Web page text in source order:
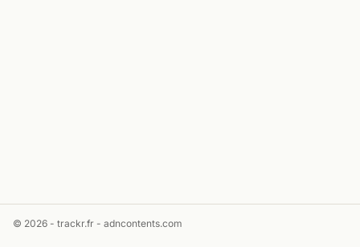
© 2026 - trackr.fr - adncontents.com